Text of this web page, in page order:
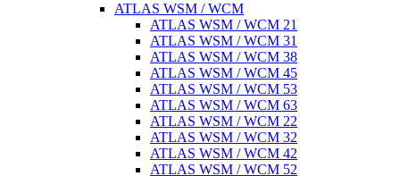
ATLAS WSM / WCM
ATLAS WSM / WCM 21
ATLAS WSM / WCM 31
ATLAS WSM / WCM 38
ATLAS WSM / WCM 45
ATLAS WSM / WCM 53
ATLAS WSM / WCM 63
ATLAS WSM / WCM 22
ATLAS WSM / WCM 32
ATLAS WSM / WCM 42
ATLAS WSM / WCM 52